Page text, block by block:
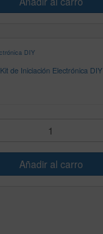
Kit de Iniciación Electrónica DIY